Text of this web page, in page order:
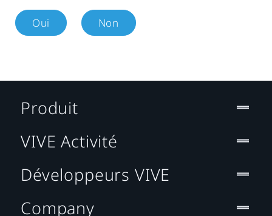
Oui Non
Produit
VIVE Activité
Développeurs VIVE
Company